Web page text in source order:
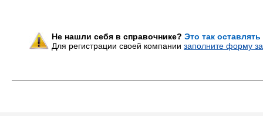
Не нашли себя в справочнике? Это так
Для регистрации своей компании заполните форму